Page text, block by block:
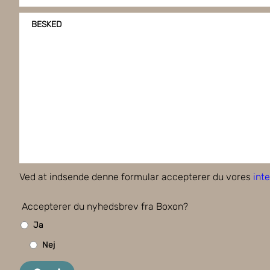
BESKED
Ved at indsende denne formular accepterer du vores
Accepterer du nyhedsbrev fra Boxon?
Ja
Nej